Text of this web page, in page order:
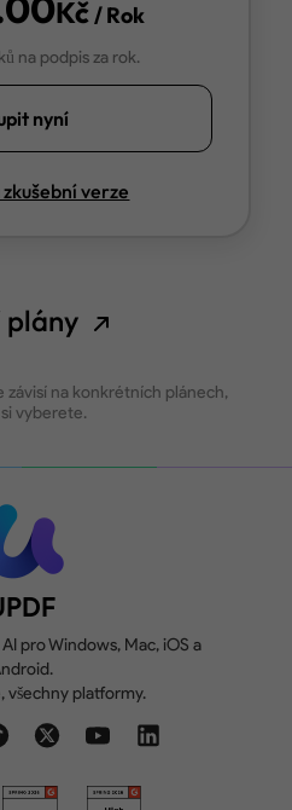
Kč/ Rok
na podpis za rok.
nyní
verze
plány
na konkrétních plánech,
vyberete.
pro Windows, Mac, iOS a
všechny platformy.